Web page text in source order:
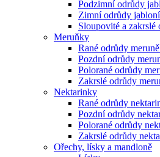
Podzimní odrůdy
Zimní odrůdy jabloní
Sloupovité a
Meruňky
Rané odrůdy
Pozdní odrůdy
Polorané odrůdy
Zakrslé odrůdy
Nektarinky
Rané odrůdy
Pozdní odrůdy
Polorané odrůdy
Zakrslé odrůdy
Ořechy, lísky a mandloně